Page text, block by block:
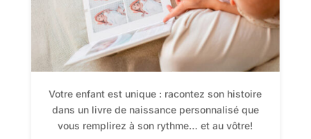
Votre enfant est unique : racontez son histoire
dans un livre de naissance personnalisé que
vous remplirez à son rythme… et au vôtre!